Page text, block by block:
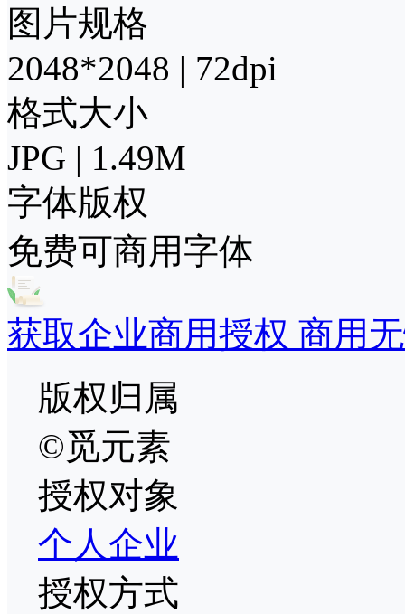
图片规格
2048*2048 | 72dpi
格式大小
JPG | 1.49M
字体版权
免费可商用字体
获取企业商用授权 商用
版权归属
©觅元素
授权对象
个人企业
授权方式